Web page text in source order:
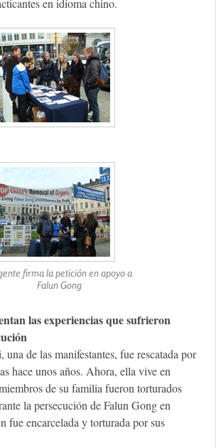
en idioma chino.
firma la petición en apoyo a
Falun Gong
las experiencias que sufrieron
de las manifestantes, fue rescatada por
hace unos años. Ahora, ella vive en
de su familia fueron torturados
la persecución de Falun Gong en
fue encarcelada y torturada por sus